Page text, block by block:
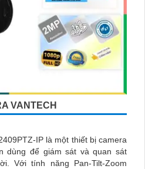
VANTECH
IP là một thiết bị camera
dùng để giám sát và quan sát